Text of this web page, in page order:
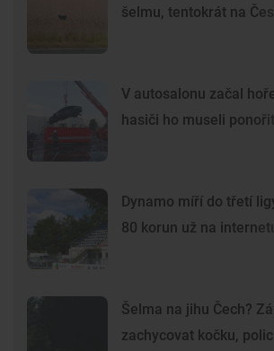
šelmu, tentokrát na
V autosalonu začal
hasiči ho museli
Dynamo míří do třetí
80 korun už na
Šelma na jihu Čech?
zachycovat kočku,